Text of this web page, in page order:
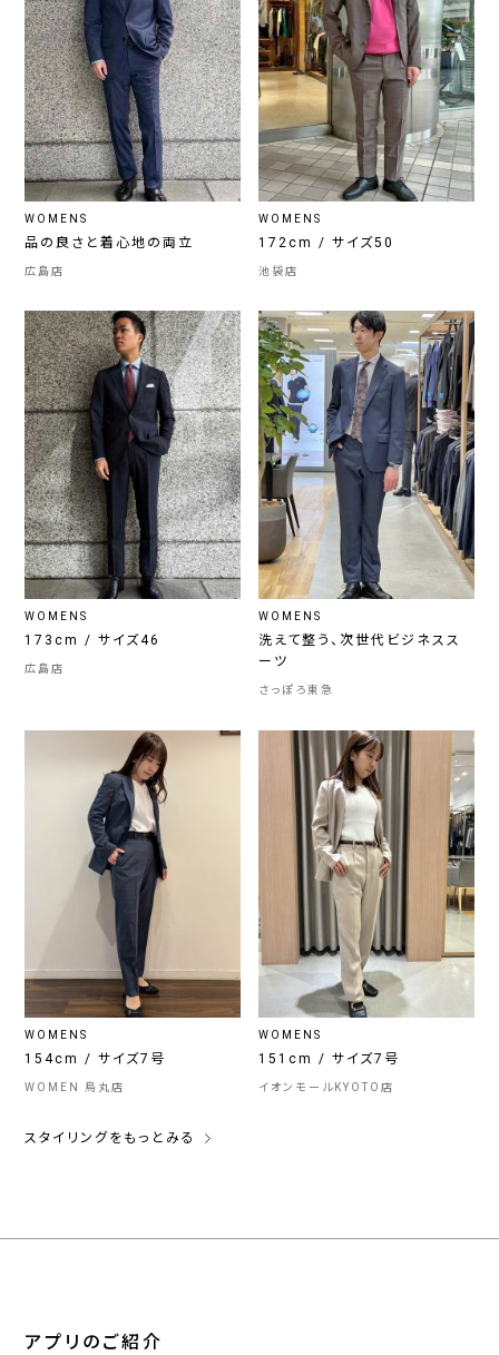
WOMENS
品の良さと着心地の両立
広島店
WOMENS
172cm / サイズ50
池袋店
WOMENS
173cm / サイズ46
広島店
WOMENS
洗えて整う、次世代ビジネスス
ーツ
さっぽろ東急
WOMENS
154cm / サイズ7号
WOMEN 烏丸店
WOMENS
151cm / サイズ7号
イオンモールKYOTO店
スタイリングをもっとみる
アプリのご紹介